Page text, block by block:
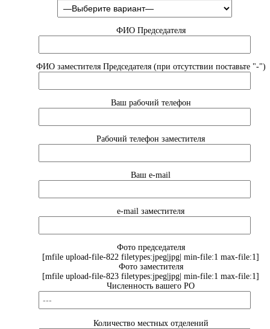
ФИО Председателя
ФИО заместителя Председателя (при отсутствии поставьте "-")
Ваш рабочий телефон
Рабочий телефон заместителя
Ваш e-mail
e-mail заместителя
Фото председателя
[mfile upload-file-822 filetypes:jpeg|jpg| min-file:1 max-file:1]
Фото заместителя
[mfile upload-file-823 filetypes:jpeg|jpg| min-file:1 max-file:1]
Численность вашего РО
Количество местных отделений